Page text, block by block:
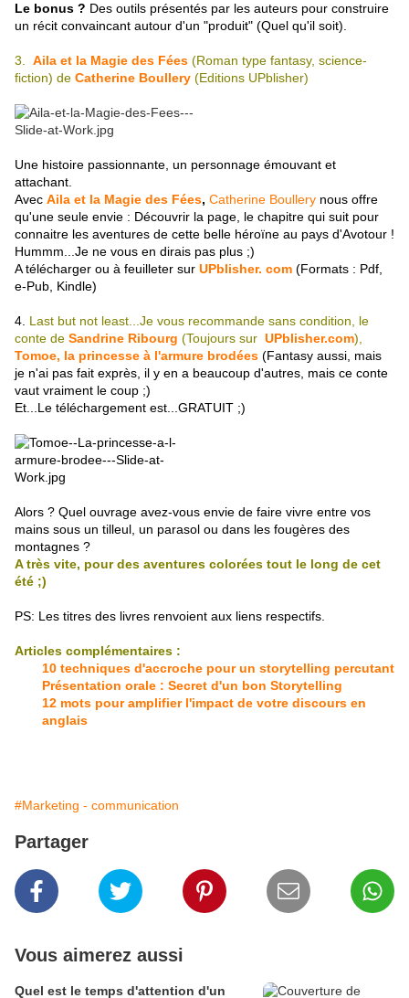
Le bonus ? Des outils présentés par les auteurs pour construire
un récit convaincant autour d'un "produit" (Quel qu'il soit).
3. Aila et la Magie des Fées (Roman type fantasy, science-
fiction) de Catherine Boullery (Editions UPblisher)
Une histoire passionnante, un personnage émouvant et
attachant.
Avec Aila et la Magie des Fées, Catherine Boullery nous offre
qu'une seule envie : Découvrir la page, le chapitre qui suit pour
connaitre les aventures de cette belle héroïne au pays d'Avotour !
Hummm...Je ne vous en dirais pas plus ;)
A télécharger ou à feuilleter sur UPblisher. com (Formats : Pdf,
e-Pub, Kindle)
4. Last but not least...Je vous recommande sans condition, le
conte de Sandrine Ribourg (Toujours sur UPblisher.com),
Tomoe, la princesse à l'armure brodées (Fantasy aussi, mais
je n'ai pas fait exprès, il y en a beaucoup d'autres, mais ce conte
vaut vraiment le coup ;)
Et...Le téléchargement est...GRATUIT ;)
Alors ? Quel ouvrage avez-vous envie de faire vivre entre vos
mains sous un tilleul, un parasol ou dans les fougères des
montagnes ?
A très vite, pour des aventures colorées tout le long de cet
été ;)
PS: Les titres des livres renvoient aux liens respectifs.
Articles complémentaires :
10 techniques d'accroche pour un storytelling percutant
Présentation orale : Secret d'un bon Storytelling
12 mots pour amplifier l'impact de votre discours en
anglais
#Marketing - communication
Partager
Vous aimerez aussi
Quel est le temps d'attention d'un